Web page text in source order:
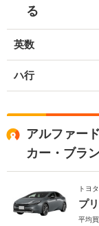
る
英数
ハ行
アルファー
カー・ブラ
トヨタ
プ
平均